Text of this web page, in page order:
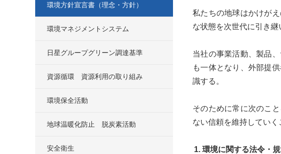
私たちの地球はかけが
な状態を次世代に引き
当社の事業活動、製品
も一体となり、外部提
識する。
そのために常に次のこ
ない信頼を維持していく
環境に関する法令・
環境方針宣言書（理念・方針）
環境マネジメントシステム
日星グループグリーン調達基準
資源循環 資源利用の取り組み
環境保全活動
地球温暖化防止 脱炭素活動
安全衛生